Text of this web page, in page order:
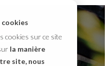
cookies sur ce site
la manière
site, nous